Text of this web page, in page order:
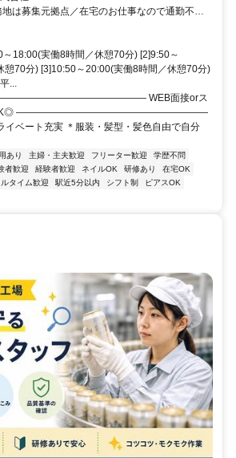
は募集元拠点／在宅のお仕事なので通勤不
18:00(実働8時間／休憩70分) [2]9:50～
憩70分) [3]10:50～20:00(実働8時間／休憩70分)
...
WEB面接orス
択OK◎ ――――――――――――――――――――
イベート充実 ＊服装・髪型・髪色自由で自分
あり 主婦・主夫歓迎 フリーター歓迎
学歴不問
者歓迎 経験者歓迎 ネイルOK 研修あり
在宅OK
ルタイム歓迎 駅近5分以内 シフト制
ピアスOK